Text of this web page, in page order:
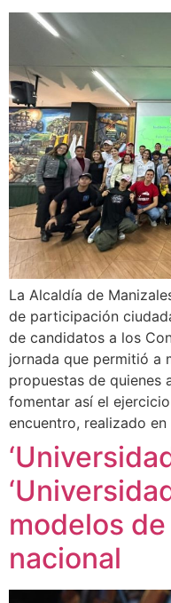
La Alcaldía de
de participación
de candidatos a los
jornada que permitió a
propuestas de quienes
fomentar así el
encuentro, realizado
modelos
nacional